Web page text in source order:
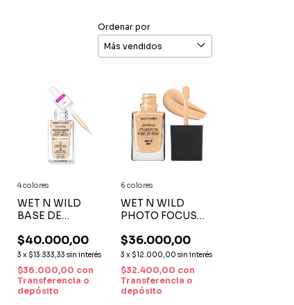
Ordenar por
WET N WILD
BASE DE
LIGERA CON
NIACINAMIDA
SKIN TINT x 32
ML
$40.000,00
3 x $13.333,33 sin interés
$36.000,00 con
Transferencia o
depósito
4 colores
WET N WILD
PHOTO FOCUS
FOUNDATION -
BASE DE
MAQUILLAJE
MATE
$36.000,00
3 x $12.000,00 sin interés
$32.400,00 con
Transferencia o
depósito
6 colores